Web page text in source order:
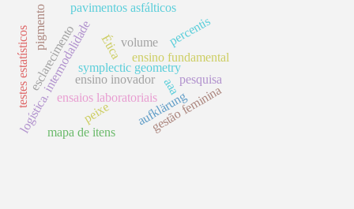
logística. intermodalidadesymplectic geometry
pavimentos asfálticos
aaa
ensaios laboratoriais
testes estatísticos
aufklärung
esclarecimento Ética ensino fundamental
peixe
ensino inovador
gestão feminina
volume
pesquisa
percentis
mapa de itens
pigmento